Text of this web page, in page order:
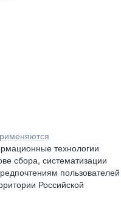
технологии
сбора, систематизации
пользователей
Российской